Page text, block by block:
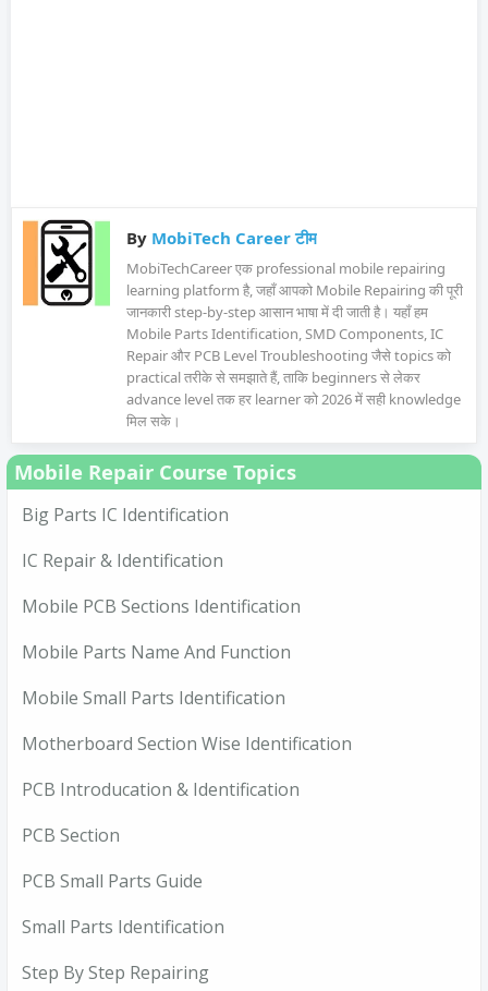
By MobiTech Career टीम
MobiTechCareer एक professional mobile repairing
learning platform है, जहाँ आपको Mobile Repairing की पूरी
जानकारी step-by-step आसान भाषा में दी जाती है। यहाँ हम
Mobile Parts Identification, SMD Components, IC
Repair और PCB Level Troubleshooting जैसे topics को
practical तरीके से समझाते हैं, ताकि beginners से लेकर
advance level तक हर learner को 2026 में सही knowledge
मिल सके।
Mobile Repair Course Topics
Big Parts IC Identification
IC Repair & Identification
Mobile PCB Sections Identification
Mobile Parts Name And Function
Mobile Small Parts Identification
Motherboard Section Wise Identification
PCB Introducation & Identification
PCB Section
PCB Small Parts Guide
Small Parts Identification
Step By Step Repairing